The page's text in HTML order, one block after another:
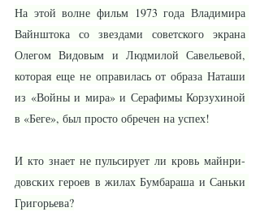
На этой вол­не фильм 1973 го­да Вла­ди­ми­ра
Вайн­што­ка со звез­да­ми со­вет­ско­го эк­ра­на
Оле­гом Ви­до­вым и Люд­ми­лой Са­вель­е­вой,
ко­то­рая еще не опра­ви­лась от об­ра­за На­та­ши
из «Вой­ны и ми­ра» и Се­ра­фи­мы Кор­зу­хи­ной
в «Бе­ге», был прос­то об­ре­чен на успех!
И кто зна­ет не пуль­си­ру­ет ли кровь майн­ри­
дов­ских ге­ро­ев в жи­лах Бум­ба­ра­ша и Сань­ки
Гри­горь­е­ва?